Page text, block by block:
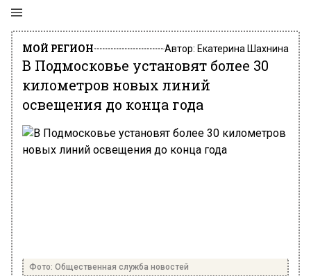
МОЙ РЕГИОН Автор: Екатерина Шахнина
В Подмосковье установят более 30
километров новых линий
освещения до конца года
Фото: Общественная служба новостей